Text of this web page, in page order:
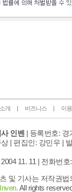
개 비즈니스 이
인벤 | 등록번호: 경
| 편집인: 강민우 |
11. 11 | 전화번호
및 기사는 저작권
Inven.All rights